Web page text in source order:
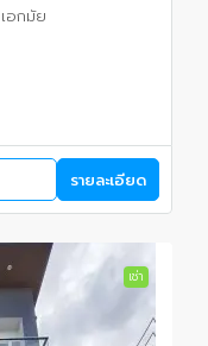
อกมัย
รายละเอียด
เช่า